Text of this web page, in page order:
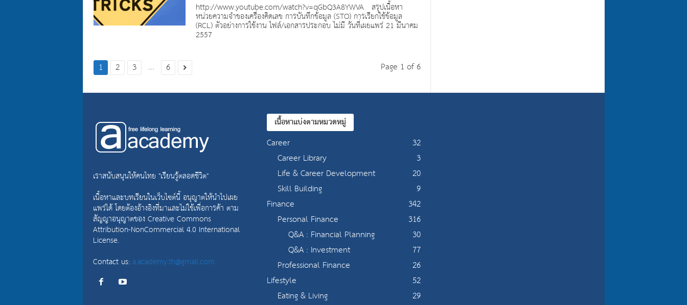
http://www.youtube.com/watch?v=qGbQ3A8YWVA สรุปเนื้อหา
หน่วยความจำของเครื่องคิดเลข การบันทึกข้อมูล (STO) การเรียกใช้ข้อมูล
(RCL) ตัวอย่างการใช้งาน ไฟล์/เอกสารประกอบ ไม่มี วันที่เผยแพร่ 21 มีนาคม
2557
1 2 3 ... 6 Page 1 of 6
เราสนับสนุนให้คนไทย "เรียนรู้ตลอดชีวิต"
เนื้อหาและบทเรียนในเว็บไซต์นี้ อนุญาตให้นำไปเผย
แพร่ได้ โดยต้องอ้างอิงที่มาและไม่ใช้เพื่อการค้า ตาม
สัญญาอนุญาตของ Creative Commons
Attribution-NonCommercial 4.0 International
License.
Contact us:a.academy.th@gmail.com
เนื้อหาแบ่งตามหมวดหมู่
Career
32
Career Library
3
Life & Career Development
20
Skill Building
9
Finance
342
Personal Finance
316
Q&A : Financial Planning
30
Q&A : Investment
77
Professional Finance
26
Lifestyle
52
Eating & Living
29